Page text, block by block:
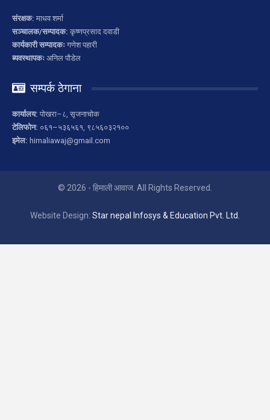
संरक्षक: माधव शर्मा
सञ्चालक/सम्पादक: कृष्णप्रसाद दवाडी
कार्यकारी सम्पादकः गणेश पहारी
ब्यवस्थापकः अनिल पौडेल
सम्पर्क ठेगाना
कार्यालय: पोखरा–८, सृजनाचोक
टेलिफोन: ०६१–५३६५६१, ९८५६०३२१००
इमेल: himaliawaj@gmail.com
© 2026 - हिमाली आवाज. All Rights Reserved.
Website Design: Star nepal Infosys & Education Pvt. Ltd.